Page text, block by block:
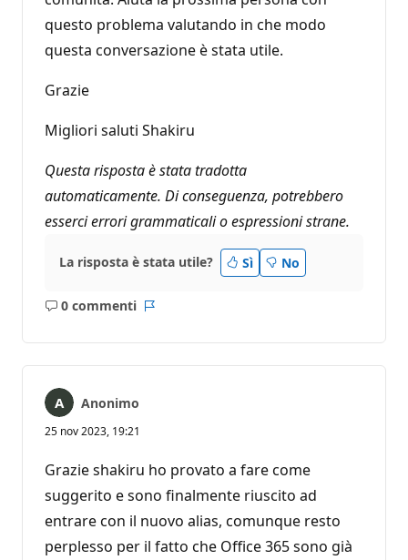
questo problema valutando in che modo
questa conversazione è stata utile.
Grazie
Migliori saluti Shakiru
Questa risposta è stata tradotta
automaticamente. Di conseguenza, potrebbero
esserci errori grammaticali o espressioni strane.
La risposta è stata utile? Sì No
0 commenti
Nessun
Anonimo
25 nov 2023, 19:21
Grazie shakiru ho provato a fare come
suggerito e sono finalmente riuscito ad
entrare con il nuovo alias, comunque resto
perplesso per il fatto che Office 365 sono già